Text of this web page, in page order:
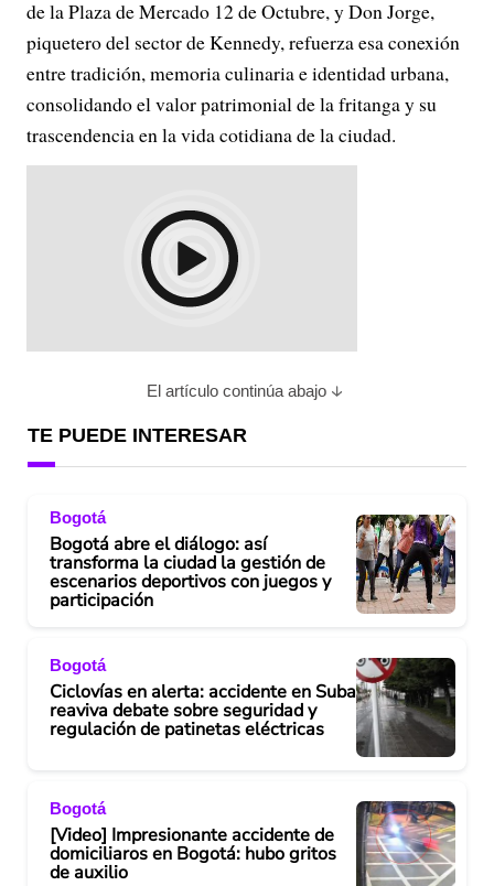
de la Plaza de Mercado 12 de Octubre, y Don Jorge,
piquetero del sector de Kennedy, refuerza esa conexión
entre tradición, memoria culinaria e identidad urbana,
consolidando el valor patrimonial de la fritanga y su
trascendencia en la vida cotidiana de la ciudad.
El artículo continúa abajo
TE PUEDE INTERESAR
Bogotá
Bogotá abre el diálogo: así
transforma la ciudad la gestión de
escenarios deportivos con juegos y
participación
Bogotá
Ciclovías en alerta: accidente en Suba
reaviva debate sobre seguridad y
regulación de patinetas eléctricas
Bogotá
[Video] Impresionante accidente de
domiciliaros en Bogotá: hubo gritos
de auxilio